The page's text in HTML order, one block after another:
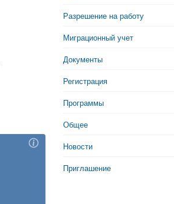
Разрешение на работу
Миграционный учет
Документы
Регистрация
Программы
Общее
Новости
Приглашение